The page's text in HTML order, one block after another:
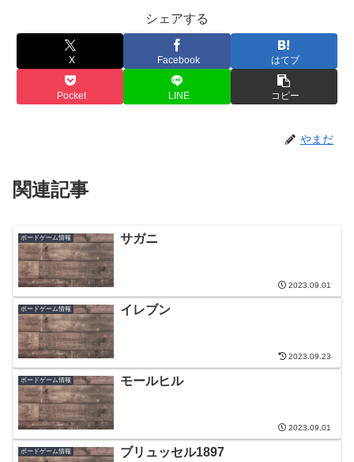
シェアする
X Facebook はてブ
Pocket LINE コピー
やまだ
関連記事
ボードゲーム情報 サガニ
2023.09.01
ボードゲーム情報 イレブン
2023.09.23
ボードゲーム情報 モールヒル
2023.09.01
ボードゲーム情報 ブリュッセル1897